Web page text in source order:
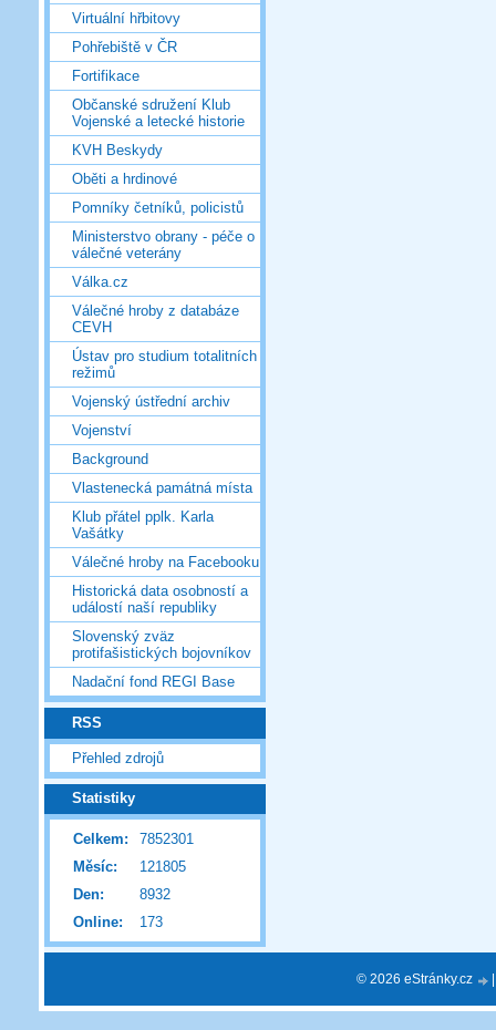
Virtuální hřbitovy
Pohřebiště v ČR
Fortifikace
Občanské sdružení Klub
Vojenské a letecké historie
KVH Beskydy
Oběti a hrdinové
Pomníky četníků, policistů
Ministerstvo obrany - péče o
válečné veterány
Válka.cz
Válečné hroby z databáze
CEVH
Ústav pro studium totalitních
režimů
Vojenský ústřední archiv
Vojenství
Background
Vlastenecká památná místa
Klub přátel pplk. Karla
Vašátky
Válečné hroby na Facebooku
Historická data osobností a
událostí naší republiky
Slovenský zväz
protifašistických bojovníkov
Nadační fond REGI Base
RSS
Přehled zdrojů
Statistiky
Online: 173
Celkem:
7852301
Měsíc:
121805
Den:
8932
© 2026 eStránky.cz